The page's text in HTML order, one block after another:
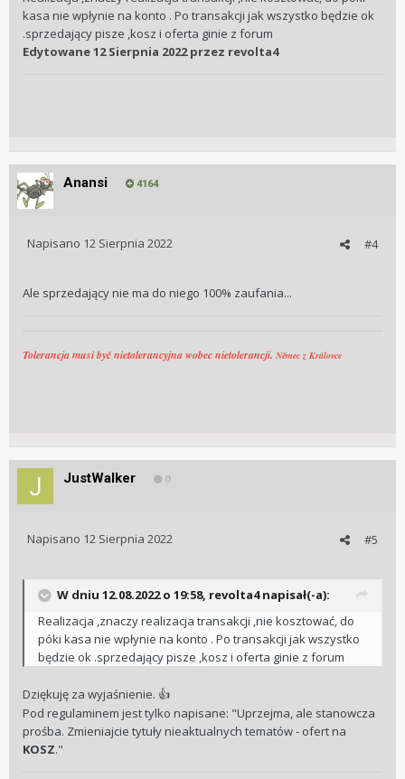
kasa nie wpłynie na konto . Po transakcji jak wszystko będzie ok
.sprzedający pisze ,kosz i oferta ginie z forum
Edytowane12 Sierpnia 2022przez revolta4
Anansi 4164
#4
Napisano 12 Sierpnia 2022
Ale sprzedający nie ma do niego 100% zaufania...
Tolerancja musi być nietolerancyjna wobec nietolerancji. Němec z Královce
JustWalker 0
#5
Napisano 12 Sierpnia 2022
W dniu 12.08.2022 o 19:58, revolta4napisał(-a):
Realizacja ,znaczy realizacja transakcji ,nie kosztować, do
póki kasa nie wpłynie na konto . Po transakcji jak wszystko
będzie ok .sprzedający pisze ,kosz i oferta ginie z forum
Dziękuję za wyjaśnienie. 👍
Pod regulaminem jest tylko napisane: "Uprzejma, ale stanowcza
prośba. Zmieniajcie tytuły nieaktualnych tematów - ofert na
KOSZ."